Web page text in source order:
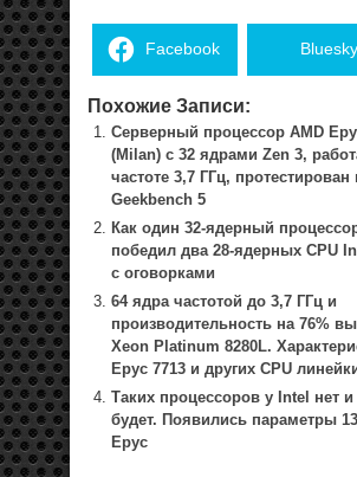
Facebook Bluesky
Похожие Записи:
Серверный процессор AMD
(Milan) с 32 ядрами Zen 3,
частоте 3,7 ГГц, протестирован
Geekbench 5
Как один 32-ядерный
победил два 28-ядерных CPU
с оговорками
64 ядра частотой до 3,7 ГГц и
производительность на 76%
Xeon Platinum 8280L.
Epyc 7713 и других CPU
Таких процессоров у Intel нет
будет. Появились параметры
Epyc